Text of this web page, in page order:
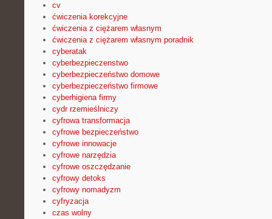
cv
ćwiczenia korekcyjne
ćwiczenia z ciężarem własnym
ćwiczenia z ciężarem własnym poradnik
cyberatak
cyberbezpieczenstwo
cyberbezpieczeństwo domowe
cyberbezpieczeństwo firmowe
cyberhigiena firmy
cydr rzemieślniczy
cyfrowa transformacja
cyfrowe bezpieczeństwo
cyfrowe innowacje
cyfrowe narzędzia
cyfrowe oszczędzanie
cyfrowy detoks
cyfrowy nomadyzm
cyfryzacja
czas wolny